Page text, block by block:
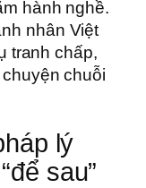
hành nghề.
nhân Việt
tranh chấp,
chuỗi
lý
sau”